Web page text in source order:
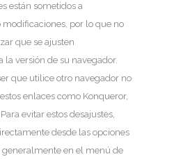
están sometidos a
modificaciones, por lo que no
que se ajusten
la versión de su navegador.
que utilice otro navegador no
enlaces como Konqueror,
evitar estos desajustes,
desde las opciones
generalmente en el menú de